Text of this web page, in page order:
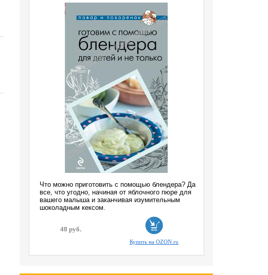
Что можно приготовить с помощью блендера? Да
все, что угодно, начиная от яблочного пюре для
вашего малыша и заканчивая изумительным
шоколадным кексом.
48 руб.
Купить на OZON.ru